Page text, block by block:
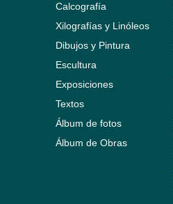
Calcografía
Xilografías y Linóleos
Dibujos y Pintura
Escultura
Exposiciones
Textos
Álbum de fotos
Álbum de Obras